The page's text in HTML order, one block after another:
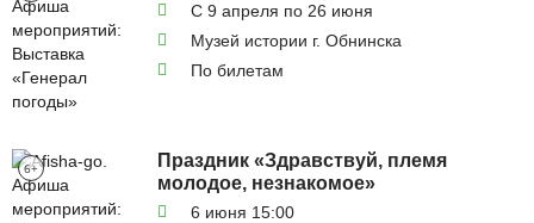
С 9 апреля по 26 июня
Музей истории г. Обнинска
По билетам
6+
Праздник «Здравствуй, племя
молодое, незнакомое»
6 июня 15:00